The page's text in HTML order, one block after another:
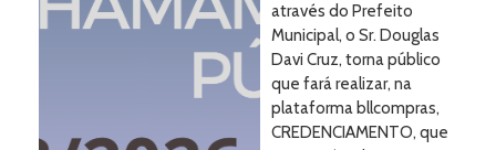
através do Prefeito
Municipal, o Sr. Douglas
Davi Cruz, torna público
que fará realizar, na
plataforma bllcompras,
CREDENCIAMENTO, que